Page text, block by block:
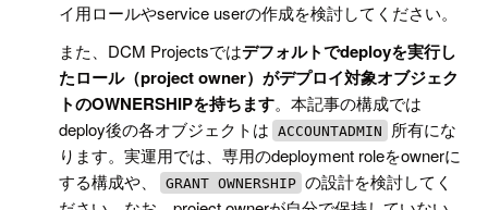
イ用ロールやservice userの作成を検討してください。
また、DCM Projectsではデフォルトでdeployを実行し
たロール（project owner）がデプロイ対象オブジェク
トのOWNERSHIPを持ちます。本記事の構成では
deploy後の各オブジェクトは
ACCOUNTADMIN
所有にな
ります。実運用では、専用のdeployment roleをownerに
する構成や、
GRANT OWNERSHIP の設計を検討してく